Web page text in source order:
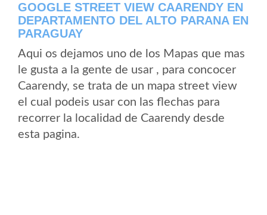
GOOGLE STREET VIEW CAARENDY EN
DEPARTAMENTO DEL ALTO PARANA EN
PARAGUAY
Aqui os dejamos uno de los Mapas que mas
le gusta a la gente de usar , para concocer
Caarendy, se trata de un mapa street view
el cual podeis usar con las flechas para
recorrer la localidad de Caarendy desde
esta pagina.